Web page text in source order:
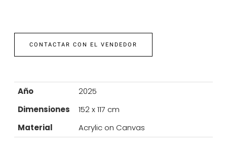
CONTACTAR CON EL VENDEDOR
Año
2025
Dimensiones
152 x 117 cm
Material
Acrylic on Canvas